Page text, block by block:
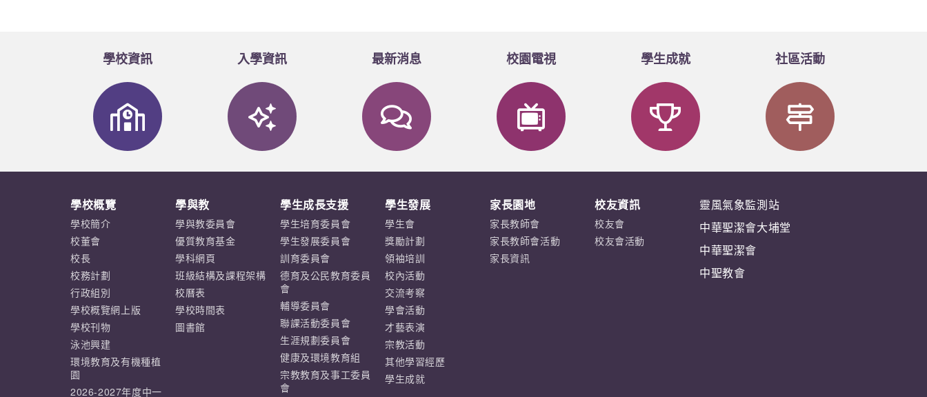
學校資訊 入學資訊 最新消息 校園電視 學生成就 社區活動
學校概覽
學校簡介
校董會
校長
校務計劃
行政組別
學校概覽網上版
學校刊物
泳池興建
環境教育及有機種植
園
2026-2027年度中一
學與教
學與教委員會
優質教育基金
學科網頁
班級結構及課程架構
校曆表
學校時間表
圖書館
學生成長支援
學生培育委員會
學生發展委員會
訓育委員會
德育及公民教育委員
會
輔導委員會
聯課活動委員會
生涯規劃委員會
健康及環境教育組
宗教教育及事工委員
會
學生發展
學生會
獎勵計劃
領袖培訓
校內活動
交流考察
學會活動
才藝表演
宗教活動
其他學習經歷
學生成就
家長園地
家長教師會
家長教師會活動
家長資訊
校友資訊
校友會
校友會活動
靈風氣象監測站
中華聖潔會大埔堂
中華聖潔會
中聖教會